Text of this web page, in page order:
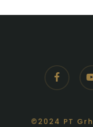
facebook
©2024 PT